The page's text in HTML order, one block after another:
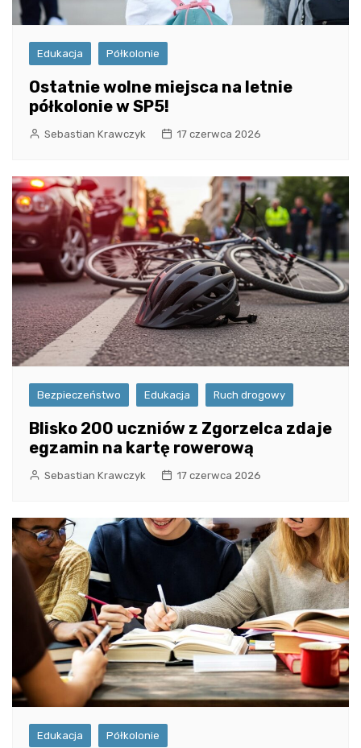
Edukacja Półkolonie
Ostatnie wolne miejsca na letnie
półkolonie w SP5!
Sebastian Krawczyk 17 czerwca 2026
Bezpieczeństwo Edukacja Ruch drogowy
Blisko 200 uczniów z Zgorzelca zdaje
egzamin na kartę rowerową
Sebastian Krawczyk 17 czerwca 2026
Edukacja Półkolonie